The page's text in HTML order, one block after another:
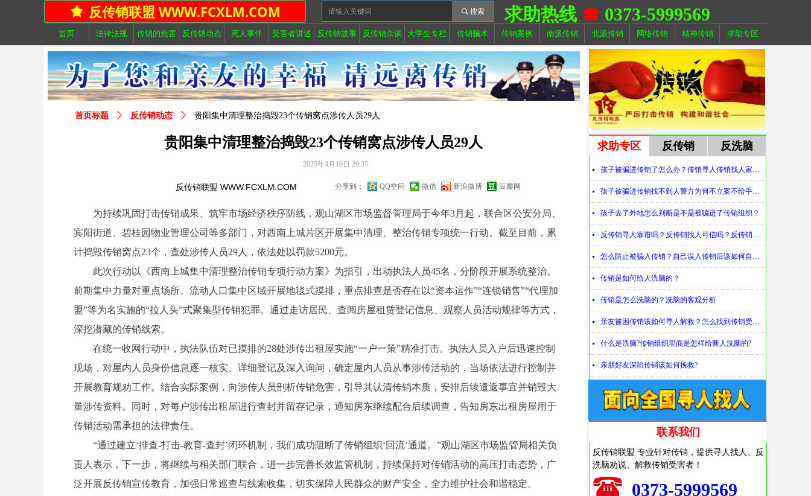
首页 法律法规 传销的危害 反传销动态 死人事件 受害者讲述 反传销故事 反传销杂谈 大学生专栏 传销骗术 传销案例 南派传销 北派传销 网络传销 精神传销 求助专区
求助热线 ☎ 0373-5999569
끠 搜索
끄 反传销联盟 WWW.FCXLM.COM
贵阳集中清理整治捣毁23个传销窝点涉传人员29人
首页标题 ꄲ 反传销动态 ꄲ 贵阳集中清理整治捣毁23个传销窝点涉传人员29人
为持续巩固打击传销成果、筑牢市场经济秩序防线，观山湖区市场监督管理局于今年3月起，联合区公安分局、
宾阳街道、碧桂园物业管理公司等多部门，对西南上城片区开展集中清理、整治传销专项统一行动。截至目前，累
计捣毁传销窝点23个，查处涉传人员29人，依法处以罚款5200元。
此次行动以《西南上城集中清理整治传销专项行动方案》为指引，出动执法人员45名，分阶段开展系统整治。
前期集中力量对重点场所、流动人口集中区域开展地毯式摸排，重点排查是否存在以“资本运作”“连锁销售”“代理加
盟”等为名实施的“拉人头”式聚集型传销犯罪。通过走访居民、查阅房屋租赁登记信息、观察人员活动规律等方式，
深挖潜藏的传销线索。
在统一收网行动中，执法队伍对已摸排的28处涉传出租屋实施“一户一策”精准打击。执法人员入户后迅速控制
现场，对屋内人员身份信息逐一核实、详细登记及深入询问，确定屋内人员从事涉传活动的，当场依法进行控制并
开展教育规劝工作。结合实际案例，向涉传人员剖析传销危害，引导其认清传销本质，安排后续遣返事宜并销毁大
量涉传资料。同时，对每户涉传出租屋进行查封并留存记录，通知房东继续配合后续调查，告知房东出租房屋用于
传销活动需承担的法律责任。
“通过建立‘排查-打击-教育-查封’闭环机制，我们成功阻断了传销组织‘回流’通道。”观山湖区市场监管局相关负
责人表示，下一步，将继续与相关部门联合，进一步完善长效监管机制，持续保持对传销活动的高压打击态势，广
泛开展反传销宣传教育，加强日常巡查与线索收集，切实保障人民群众的财产安全，全力维护社会和谐稳定。
2025年4月10日 20:35
分享到： QQ空间 微信 新浪微博 豆瓣网
反传销联盟 WWW.FCXLM.COM
联系我们
反传销联盟 专业针对传销，提供寻人找人、反
洗脑劝说、解救传销受害者！
0373-5999569
求助专区 反传销 反洗脑
넷 孩子被骗进传销了怎么办？传销寻人传销找人家属必看！
넷 孩子被骗进传销找不到人警方为何不立案不给手机定位？警察不管怎么办？
넷 孩子去了外地怎么判断是不是被骗进了传销组织？
넷 反传销寻人靠谱吗？反传销找人可信吗？反传销真的能找到人吗？
넷 怎么防止被骗入传销？自己误入传销后该如何自救？
넷 传销是如何给人洗脑的？
넷 传销是怎么洗脑的？洗脑的客观分析
넷 亲友被困传销该如何寻人解救？怎么找到传销受害者？
넷 什么是洗脑?传销组织里面是怎样给新人洗脑的?
넷 亲朋好友深陷传销该如何挽救?